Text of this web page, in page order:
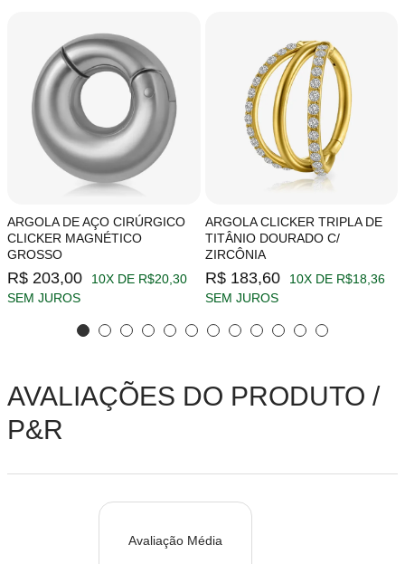
ARGOLA DE AÇO CIRÚRGICO
CLICKER MAGNÉTICO
GROSSO
R$ 203,00
10X DE R$20,30
SEM JUROS
ARGOLA CLICKER TRIPLA DE
TITÂNIO DOURADO C/
ZIRCÔNIA
R$ 183,60
10X DE R$18,36
SEM JUROS
AVALIAÇÕES DO PRODUTO /
P&R
Avaliação Média